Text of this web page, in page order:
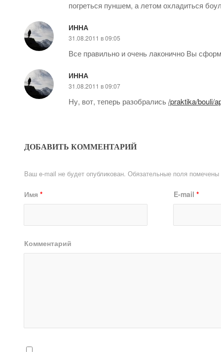
погреться пуншем, а летом охладиться
ИННА
31.08.2011 в 09:05
Все правильно и очень лаконично Вы
ИННА
31.08.2011 в 09:07
Ну, вот, теперь разобрались/praktika/bouli/
ДОБАВИТЬ КОММЕНТАРИЙ
Ваш e-mail не будет опубликован. Обязательные поля помечены
Имя * E-mail *
Комментарий